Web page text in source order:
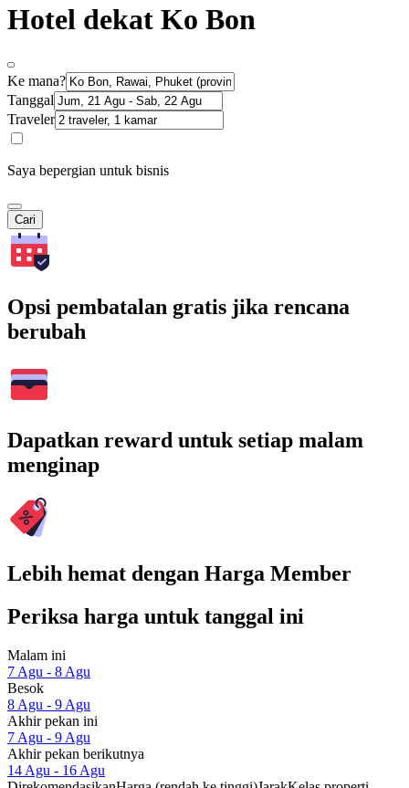
Hotel dekat Ko Bon
Ke mana?
Tanggal
Traveler
Saya bepergian untuk bisnis
Cari
Opsi pembatalan gratis jika rencana
berubah
Dapatkan reward untuk setiap malam
menginap
Lebih hemat dengan Harga Member
Periksa harga untuk tanggal ini
Malam ini
7 Agu - 8 Agu
Besok
8 Agu - 9 Agu
Akhir pekan ini
7 Agu - 9 Agu
Akhir pekan berikutnya
14 Agu - 16 Agu